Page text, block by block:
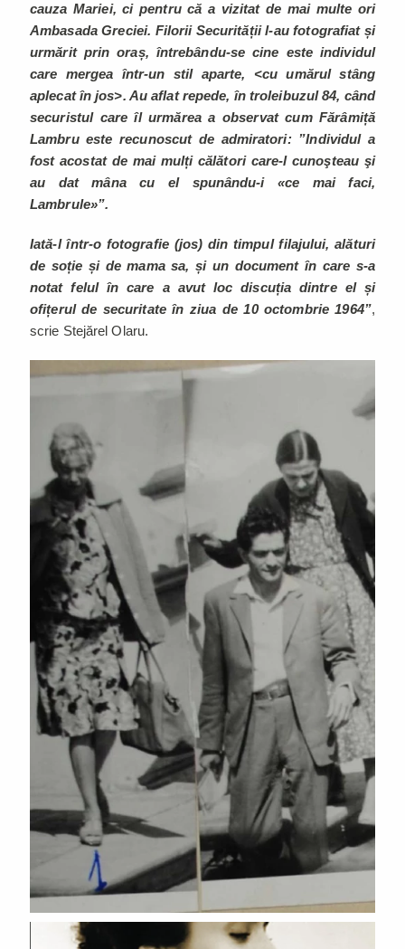
cauza Mariei, ci pentru că a vizitat de mai multe ori
Ambasada Greciei. Filorii Securității l-au fotografiat și
urmărit prin oraș, întrebându-se cine este individul
care mergea într-un stil aparte, <cu umărul stâng
aplecat în jos>. Au aflat repede, în troleibuzul 84, când
securistul care îl urmărea a observat cum Fărâmiță
Lambru este recunoscut de admiratori: ”Individul a
fost acostat de mai mulți călători care-l cunoşteau şi
au dat mâna cu el spunându-i «ce mai faci,
Lambrule»”.
Iată-l într-o fotografie (jos) din timpul filajului, alături
de soție și de mama sa, și un document în care s-a
notat felul în care a avut loc discuția dintre el și
ofițerul de securitate în ziua de 10 octombrie 1964”,
scrie Stejărel Olaru.